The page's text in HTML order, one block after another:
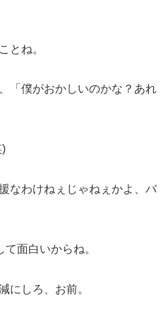
とね。
「僕がおかしいのかな？あれ
)
なわけねぇじゃねぇかよ、バ
て面白いからね。
にしろ、お前。